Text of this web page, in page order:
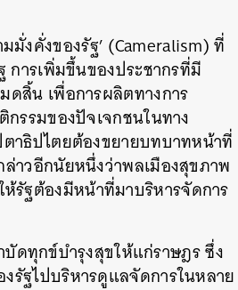
มมั่งคั่งของรัฐ’ (Cameralism)ที่
การเพิ่มขึ้นของประชากรที่มี
ดสิ้น เพื่อการผลิตทางการ
รรมของปัจเจกชนในทาง
าธิปไตยต้องขยายบทบาทหน้าที่
าวอีกนัยหนึ่งว่าพลเมืองสุขภาพ
รัฐต้องมีหน้าที่มาบริหารจัดการ
ดทุกข์บำรุงสุขให้แก่ราษฎรซึ่ง
รัฐไปบริหารดูแลจัดการในหลาย